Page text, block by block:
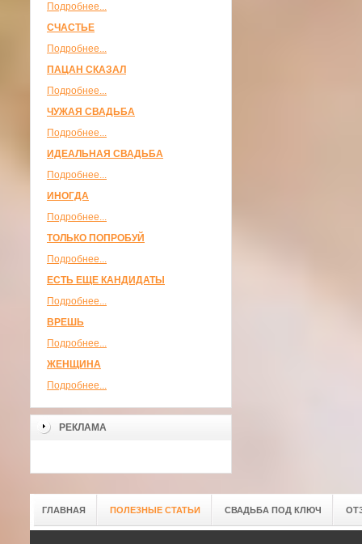
Подробнее...
СЧАСТЬЕ
Подробнее...
ПАЦАН СКАЗАЛ
Подробнее...
ЧУЖАЯ СВАДЬБА
Подробнее...
ИДЕАЛЬНАЯ СВАДЬБА
Подробнее...
ИНОГДА
Подробнее...
ТОЛЬКО ПОПРОБУЙ
Подробнее...
ЕСТЬ ЕЩЕ КАНДИДАТЫ
Подробнее...
ВРЕШЬ
Подробнее...
ЖЕНЩИНА
Подробнее...
РЕКЛАМА
ГЛАВНАЯ ПОЛЕЗНЫЕ СТАТЬИ СВАДЬБА ПОД КЛЮЧ